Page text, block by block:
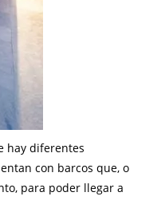
hay diferentes
con barcos que, o
para poder llegar a